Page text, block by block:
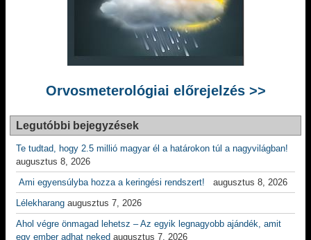
Orvosmeterológiai előrejelzés >>
Legutóbbi bejegyzések
Te tudtad, hogy 2.5 millió magyar él a határokon túl a nagyvilágban!
augusztus 8, 2026
Ami egyensúlyba hozza a keringési rendszert!
augusztus 8, 2026
Lélekharang augusztus 7, 2026
Ahol végre önmagad lehetsz – Az egyik legnagyobb ajándék, amit
egy ember adhat neked augusztus 7, 2026